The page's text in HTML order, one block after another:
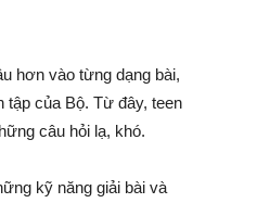
hơn vào từng dạng bài,
tập của Bộ. Từ đây, teen
câu hỏi lạ, khó.
kỹ năng giải bài và